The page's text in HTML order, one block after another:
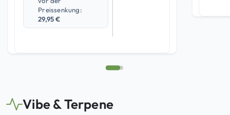
Preissenkung:
29,95€
Vibe & Terpene